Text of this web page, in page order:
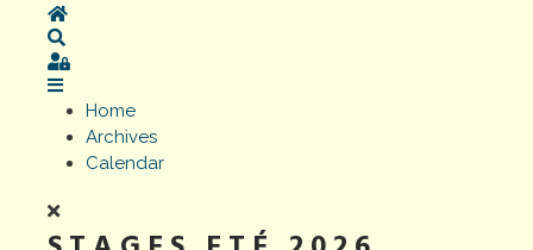
Home
Sign In
Home
Archives
Calendar